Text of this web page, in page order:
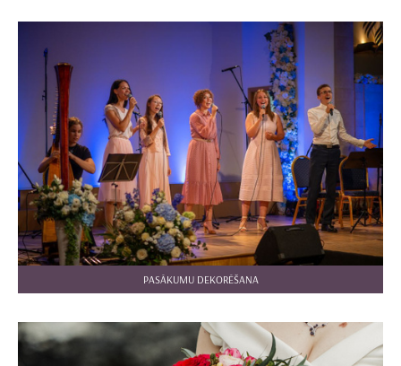
PASĀKUMU DEKORĒŠANA